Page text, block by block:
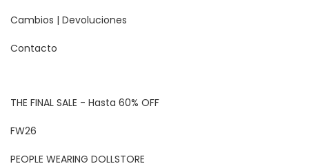
Cambios | Devoluciones
Contacto
THE FINAL SALE - Hasta 60% OFF
FW26
PEOPLE WEARING DOLLSTORE